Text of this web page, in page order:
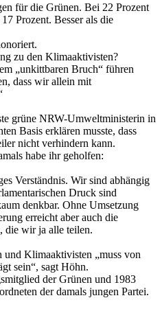
für die Grünen. Bei 22 Prozent
Prozent. Besser als die
zu den Klimaaktivisten?
„unkittbaren Bruch“ führen
dass wir allein mit
grüne NRW-Umweltministerin in
Basis erklären musste, dass
nicht verhindern kann.
habe ihr geholfen:
Verständnis. Wir sind abhängig
Druck sind
denkbar. Ohne Umsetzung
erreicht aber auch die
die wir ja alle teilen.
und Klimaaktivisten „muss von
sein“, sagt Höhn.
der Grünen und 1983
der damals jungen Partei.